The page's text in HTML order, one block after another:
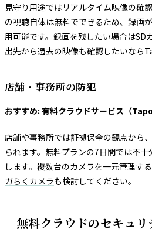
見守り用途ではリアルタイム映像の確
の視聴自体は無料でできるため、録画
用可能です。録画を残したい場合はSD
出先から過去の映像も確認したいなら
店舗・事務所の防犯
おすすめ: 有料クラウドサービス（
店舗や事務所では証拠保全の観点から
られます。無料プランの7日間では不
します。複数台のカメラを一元管理す
ガらくカメラも検討してください。
無料クラウドのセキュ